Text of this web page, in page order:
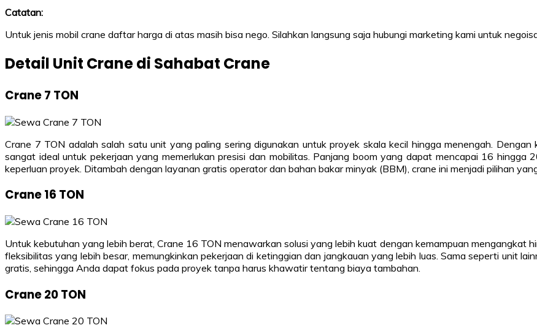
Catatan:
Untuk jenis mobil crane daftar harga di atas masih bisa nego. Silahkan langsung saja hubungi marketing kami untuk
Detail Unit Crane di Sahabat Crane
Crane 7 TON
Crane 7 TON adalah salah satu unit yang paling sering digunakan untuk proyek skala kecil hingga menengah.
sangat ideal untuk pekerjaan yang memerlukan presisi dan mobilitas. Panjang boom yang dapat mencapai 16 hingga
keperluan proyek. Ditambah dengan layanan gratis operator dan bahan bakar minyak (BBM), crane ini menjadi pilihan
Crane 16 TON
Untuk kebutuhan yang lebih berat, Crane 16 TON menawarkan solusi yang lebih kuat dengan kemampuan mengangkat
fleksibilitas yang lebih besar, memungkinkan pekerjaan di ketinggian dan jangkauan yang lebih luas. Sama seperti unit
gratis, sehingga Anda dapat fokus pada proyek tanpa harus khawatir tentang biaya tambahan.
Crane 20 TON